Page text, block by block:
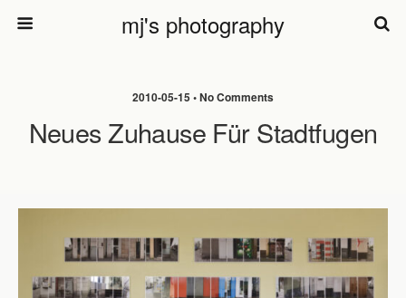
mj's photography
2010-05-15 • No Comments
Neues Zuhause Für Stadtfugen